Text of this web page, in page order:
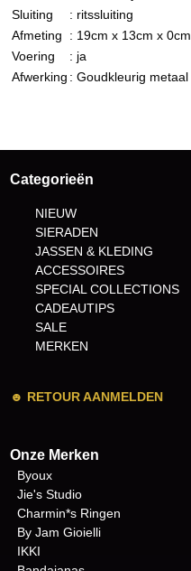
Sluiting
: ritssluiting
Afmeting
: 19cm x 13cm x 0cm
Voering
: ja
Afwerking : Goudkleurig metaal
Categorieën
NIEUW
SIERADEN
JASSEN & KLEDING
ACCESSOIRES
SPECIAL COLLECTIONS
CADEAUTIPS
SALE
MERKEN
☻ RETOUR AANMELDEN
Onze Merken
Byoux
Jie's Studio
Charmin*s Ringen
By Jam Gioielli
IKKI